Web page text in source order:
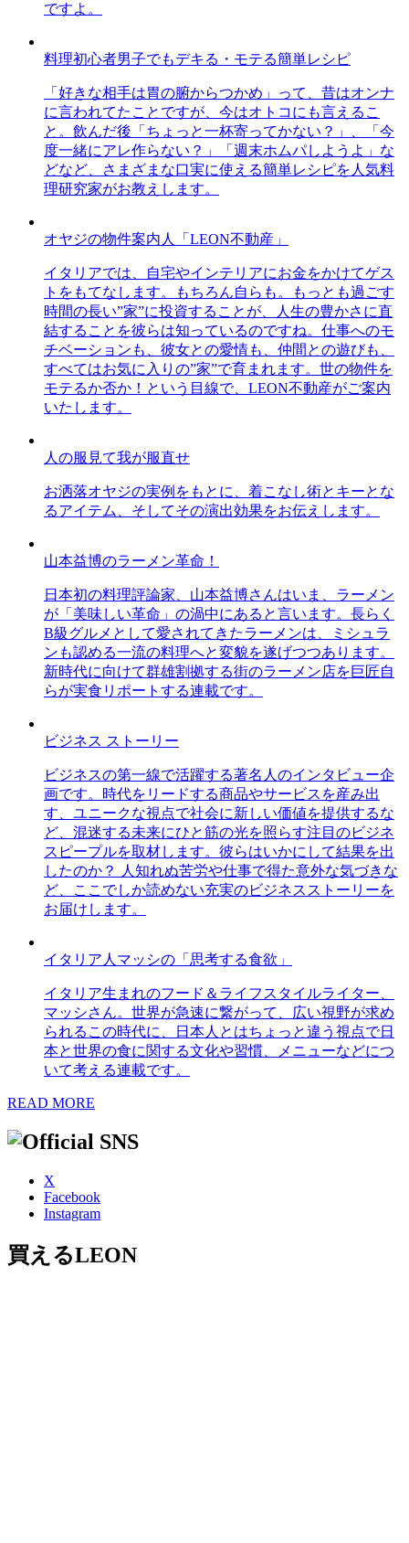
ですよ。
料理初心者男子でもデキる・モテる簡単レシピ
「好きな相手は胃の腑からつかめ」って、昔はオンナ
に言われてたことですが、今はオトコにも言えるこ
と。飲んだ後「ちょっと一杯寄ってかない？」、「今
度一緒にアレ作らない？」「週末ホムパしようよ」な
どなど、さまざまな口実に使える簡単レシピを人気料
理研究家がお教えします。
オヤジの物件案内人「LEON不動産」
イタリアでは、自宅やインテリアにお金をかけてゲス
トをもてなします。もちろん自らも。もっとも過ごす
時間の長い”家”に投資することが、人生の豊かさに直
結することを彼らは知っているのですね。仕事へのモ
チベーションも、彼女との愛情も、仲間との遊びも、
すべてはお気に入りの”家”で育まれます。世の物件を
モテるか否か！という目線で、LEON不動産がご案内
いたします。
人の服見て我が服直せ
お洒落オヤジの実例をもとに、着こなし術とキーとな
るアイテム、そしてその演出効果をお伝えします。
山本益博のラーメン革命！
日本初の料理評論家、山本益博さんはいま、ラーメン
が「美味しい革命」の渦中にあると言います。長らく
B級グルメとして愛されてきたラーメンは、ミシュラ
ンも認める一流の料理へと変貌を遂げつつあります。
新時代に向けて群雄割拠する街のラーメン店を巨匠自
らが実食リポートする連載です。
ビジネス ストーリー
ビジネスの第一線で活躍する著名人のインタビュー企
画です。時代をリードする商品やサービスを産み出
す、ユニークな視点で社会に新しい価値を提供するな
ど、混迷する未来にひと筋の光を照らす注目のビジネ
スピープルを取材します。彼らはいかにして結果を出
したのか？ 人知れぬ苦労や仕事で得た意外な気づきな
ど、ここでしか読めない充実のビジネスストーリーを
お届けします。
イタリア人マッシの「思考する食欲」
イタリア生まれのフード＆ライフスタイルライター、
マッシさん。世界が急速に繋がって、広い視野が求め
られるこの時代に、日本人とはちょっと違う視点で日
本と世界の食に関する文化や習慣、メニューなどにつ
いて考える連載です。
READ MORE
X
Facebook
Instagram
買えるLEON